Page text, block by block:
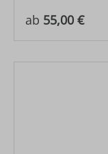
Regulärer Preis:
ab 55,00 €